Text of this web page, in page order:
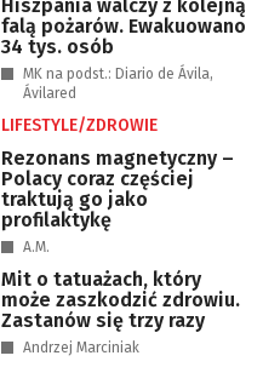
Hiszpania walczy z kolejną
falą pożarów. Ewakuowano
34 tys. osób
MK na podst.: Diario de Ávila,
Ávilared
LIFESTYLE/ZDROWIE
Rezonans magnetyczny –
Polacy coraz częściej
traktują go jako
profilaktykę
A.M.
Mit o tatuażach, który
może zaszkodzić zdrowiu.
Zastanów się trzy razy
Andrzej Marciniak